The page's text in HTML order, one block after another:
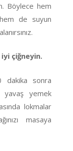
Böylece hem
de suyun
çiğneyin.
dakika sonra
yavaş yemek
lokmalar
masaya